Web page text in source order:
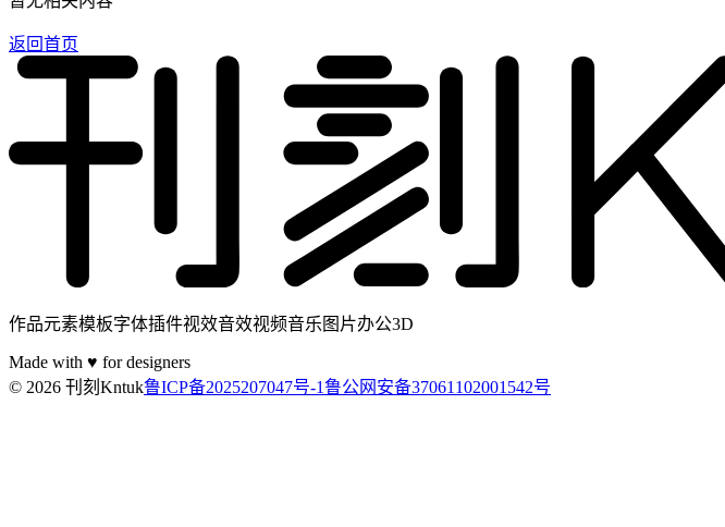
返回首页
作品元素模板字体插件视效音效视频音乐图片办公3D
Made with ♥ for designers
© 2026 刊刻Kntuk鲁ICP备2025207047号-1鲁公网安备37061102001542号